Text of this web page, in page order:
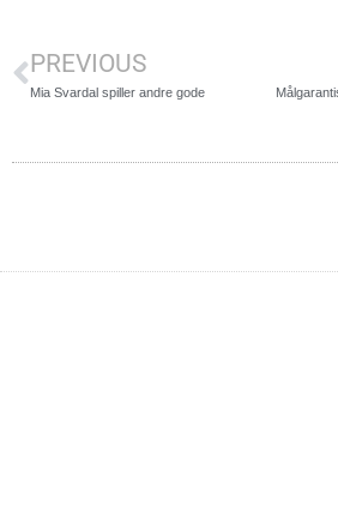
PREVIOUS
Mia Svardal spiller andre gode